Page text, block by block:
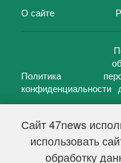
Сайт 47news
использовать
обработку
О сайте
Политика
конфиденциальности
47 новостей (47 news)
Свидетельство о